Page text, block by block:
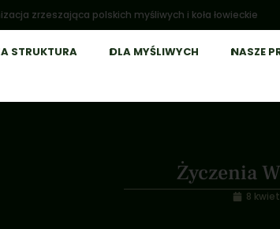
zrzeszająca polskich myśliwych i koła łowieckie
STRUKTURA DLA MYŚLIWYCH NASZE
Życzenia
8